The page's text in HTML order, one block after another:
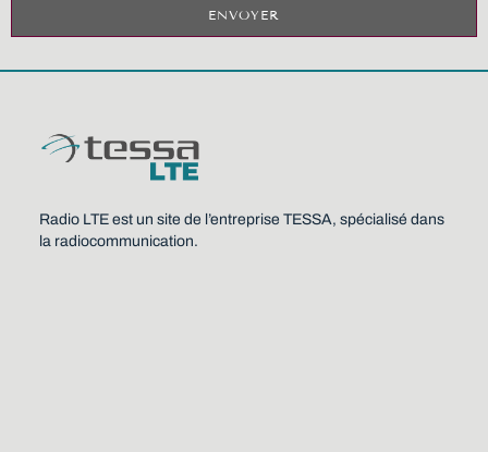
ENVOYER
Radio LTE est un site de l’entreprise TESSA, spécialisé dans
la radiocommunication.